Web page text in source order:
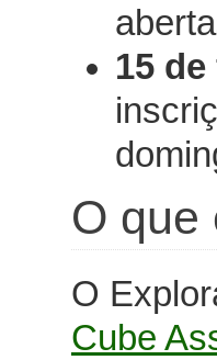
15
O que
O
Cube